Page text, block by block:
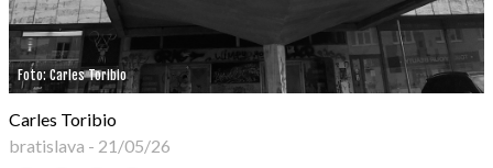
Foto: Carles Toribio
Carles Toribio
bratislava - 21/05/26